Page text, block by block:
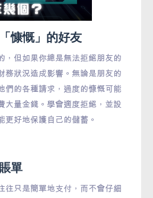
慷慨」的好友
，但如果你總是無法拒絕朋友的
務狀況造成影響。無論是朋友的
們的各種請求，過度的慷慨可能
大量金錢。學會適度拒絕，並設
更好地保護自己的儲蓄。
單
往只是簡單地支付，而不會仔細